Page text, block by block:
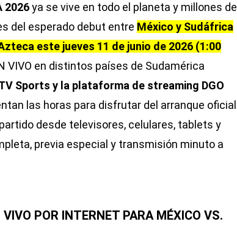
2026ya se vive en todo el planeta y millones de
del esperado debut entre México y Sudáfrica
este jueves 11 de junio de 2026 (1:00
VIVO en distintos países de Sudamérica
Sports y la plataforma de streaming DGO
las horas para disfrutar del arranque oficial
desde televisores, celulares, tablets y
previa especial y transmisión minuto a
POR INTERNET PARA MÉXICO VS.